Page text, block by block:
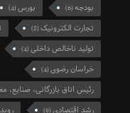
بودجه(6) بورس(4)
تجارت الکترونیک(8)
تولید ناخالص داخلی(4)
خراسان رضوی(4)
رئیس اتاق بازرگانی، صنایع،